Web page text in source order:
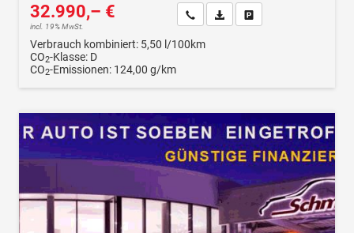
32.990,– €
incl. 19% MwSt.
Wir rufen Sie anFahrzeugexposé (PDF)
Verbrauch kombiniert: 5,50 l/100km
CO2-Klasse: D
CO2-Emissionen: 124,00 g/km